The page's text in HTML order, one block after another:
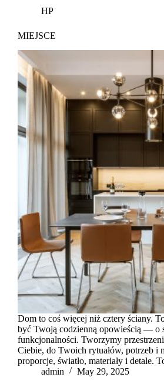
HP
MIEJSCE
Dom to coś więcej niż cztery ściany.
być Twoją codzienną opowieścią — o
funkcjonalności. Tworzymy
Ciebie, do Twoich rytuałów, potrzeb i
proporcje, światło, materiały i detale.
admin
May 29, 2025